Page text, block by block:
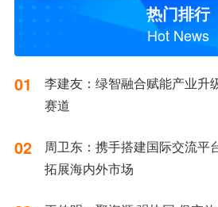
热门排行
Hot News
01
李建友：绿智融合赋能产业升
赛道
02
周卫东：携手搭建国际交流平
拓展海内外市场